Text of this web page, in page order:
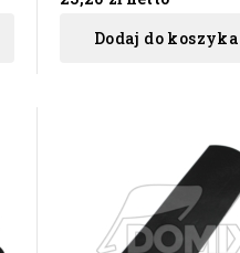
Dodaj do koszyka